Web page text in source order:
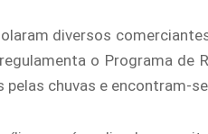
diversos
o Programa de
chuvas e encontram-